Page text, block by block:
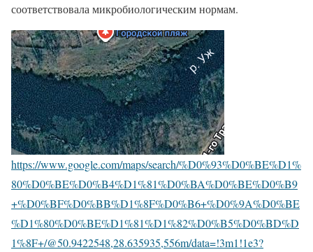
соответствовала микробиологическим нормам.
https://www.google.com/maps/search/%D0%93%D0%BE%D1%
80%D0%BE%D0%B4%D1%81%D0%BA%D0%BE%D0%B9
+%D0%BF%D0%BB%D1%8F%D0%B6+%D0%9A%D0%BE
%D1%80%D0%BE%D1%81%D1%82%D0%B5%D0%BD%D
1%8F+/@50.9422548,28.635935,556m/data=!3m1!1e3?